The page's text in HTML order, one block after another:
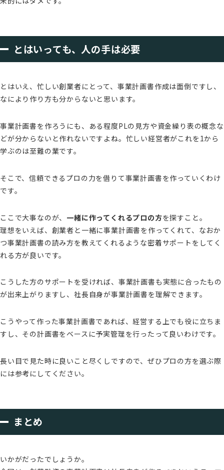
とはいっても、人の手は必要
とはいえ、忙しい創業者にとって、事業計画書作成は面倒ですし、
なにより作り方も分からないと思います。
事業計画書を作ろうにも、ある程度PLの見方や資金繰り表の概念な
どが分からないと作れないですよね。忙しい経営者がこれを1から
学ぶのは至難の業です。
そこで、信頼できるプロの力を借りて事業計画書を作っていくわけ
です。
ここで大事なのが、 一緒に作ってくれるプロの方を探すこと。
理想をいえば、創業者と一緒に事業計画書を作ってくれて、なおか
つ事業計画書の読み方を教えてくれるような密着サポートをしてく
れる方が良いです。
こうした方のサポートを受ければ、事業計画書も実態に合ったもの
が出来上がりますし、社長自身が事業計画書を理解できます。
こうやって作った事業計画書であれば、経営する上でも役に立ちま
すし、その計画書をベースに予実管理を行ったって良いわけです。
長い目で見た時に良いこと尽くしですので、ぜひプロの方を選ぶ際
には参考にしてください。
まとめ
いかがだったでしょうか。